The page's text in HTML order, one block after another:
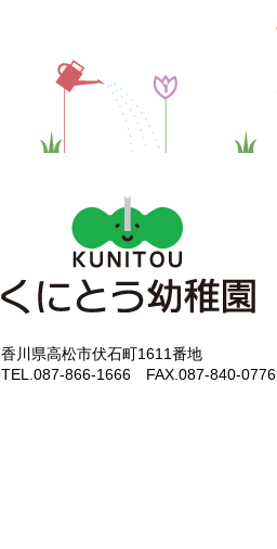
香川県高松市伏石町1611番地
TEL.087-866-1666 FAX.087-840-0776